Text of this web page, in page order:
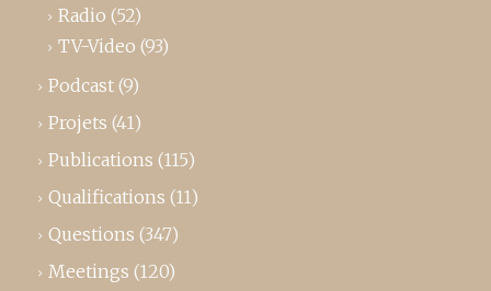
Radio (52)
TV-Video (93)
Podcast (9)
Projets (41)
Publications (115)
Qualifications (11)
Questions (347)
Meetings (120)